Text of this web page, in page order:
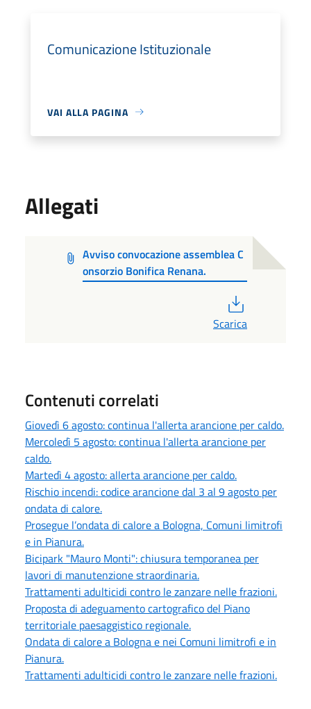
Comunicazione Istituzionale
VAI ALLA PAGINA
Allegati
Avviso convocazione assemblea C
onsorzio Bonifica Renana.
Scarica
Contenuti correlati
Giovedì 6 agosto: continua l'allerta arancione per caldo.
Mercoledì 5 agosto: continua l'allerta arancione per
caldo.
Martedì 4 agosto: allerta arancione per caldo.
Rischio incendi: codice arancione dal 3 al 9 agosto per
ondata di calore.
Prosegue l’ondata di calore a Bologna, Comuni limitrofi
e in Pianura.
Bicipark "Mauro Monti": chiusura temporanea per
lavori di manutenzione straordinaria.
Trattamenti adulticidi contro le zanzare nelle frazioni.
Proposta di adeguamento cartografico del Piano
territoriale paesaggistico regionale.
Ondata di calore a Bologna e nei Comuni limitrofi e in
Pianura.
Trattamenti adulticidi contro le zanzare nelle frazioni.